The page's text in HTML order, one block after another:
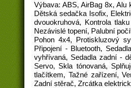
Výbava: ABS, AirBag 8x, Alu
Dětská sedačka Isofix,
dvouokruhová, Kontrola
Nezávislé topení, Palubní
Pohon 4x4, Protiskluzový
Připojení - Bluetooth,
vyhřívaná, Sedadla zadní -
Servo, Skla tónovaná,
tlačítkem, Tažné zařízení,
Zadní stěrač, Zrcátka